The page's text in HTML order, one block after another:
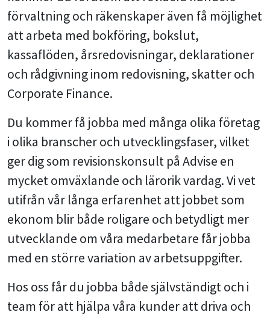
förvaltning och räkenskaper även få möjlighet
att arbeta med bokföring, bokslut,
kassaflöden, årsredovisningar, deklarationer
och rådgivning inom redovisning, skatter och
Corporate Finance.
Du kommer få jobba med många olika företag
i olika branscher och utvecklingsfaser, vilket
ger dig som revisionskonsult på Advise en
mycket omväxlande och lärorik vardag. Vi vet
utifrån vår långa erfarenhet att jobbet som
ekonom blir både roligare och betydligt mer
utvecklande om våra medarbetare får jobba
med en större variation av arbetsuppgifter.
Hos oss får du jobba både självständigt och i
team för att hjälpa våra kunder att driva och